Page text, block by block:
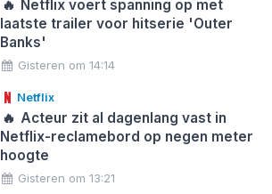
🔥 Netflix voert spanning op met
laatste trailer voor hitserie 'Outer
Banks'
Gisteren om 14:14
Netflix
🔥 Acteur zit al dagenlang vast in
Netflix-reclamebord op negen meter
hoogte
Gisteren om 13:21